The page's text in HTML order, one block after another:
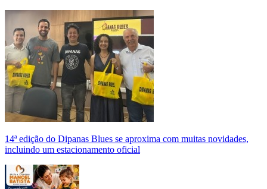
14ª edição do Dipanas Blues se aproxima com muitas novidades,
incluindo um estacionamento oficial